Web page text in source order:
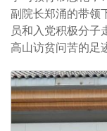
副院长郑涌的带领
员和入党积极分子
高山访贫问苦的足